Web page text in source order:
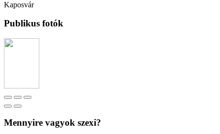
Kaposvár
Publikus fotók
Mennyire vagyok szexi?